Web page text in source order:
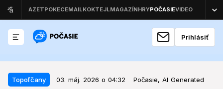
Prihlásiť
Topoľčany 03. máj. 2026 o 04:32 Počasie, AI Generated
Topoľčany 03. máj. 2026 o 04:32